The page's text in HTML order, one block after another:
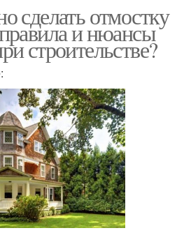
сделать отмостку
и нюансы
строительстве?